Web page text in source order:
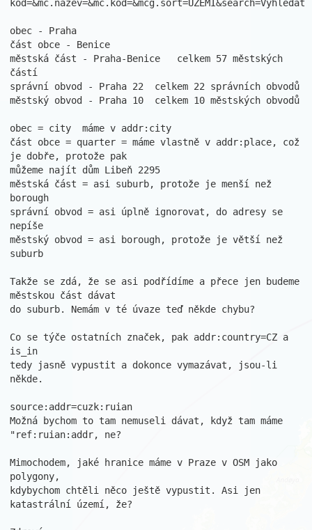
kod=&mc.nazev=&mc.kod=&mcg.sort=UZEMI&search=Vyhledat
obec - Praha
část obce - Benice
městská část - Praha-Benice   celkem 57 městských
částí
správní obvod - Praha 22  celkem 22 správních obvodů
městský obvod - Praha 10  celkem 10 městských obvodů
obec = city  máme v addr:city
část obce = quarter = máme vlastně v addr:place, což
je dobře, protože pak
můžeme najít dům Libeň 2295
městská část = asi suburb, protože je menší než
borough
správní obvod = asi úplně ignorovat, do adresy se
nepíše
městský obvod = asi borough, protože je větší než
suburb
Takže se zdá, že se asi podřídíme a přece jen budeme
městskou část dávat
do suburb. Nemám v té úvaze teď někde chybu?
Co se týče ostatních značek, pak addr:country=CZ a
is_in
tedy jasně vypustit a dokonce vymazávat, jsou-li
někde.
source:addr=cuzk:ruian
Možná bychom to tam nemuseli dávat, když tam máme
"ref:ruian:addr, ne?
Mimochodem, jaké hranice máme v Praze v OSM jako
polygony,
kdybychom chtěli něco ještě vypustit. Asi jen
katastrální území, že?